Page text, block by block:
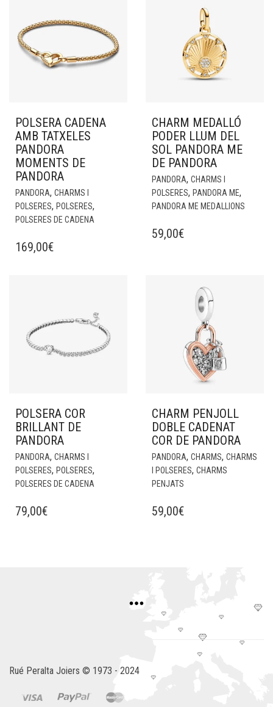
POLSERA CADENA
AMB TATXELES
PANDORA
MOMENTS DE
PANDORA
PANDORA, CHARMS I
POLSERES, POLSERES,
POLSERES DE CADENA
169,00€
CHARM MEDALLÓ
PODER LLUM DEL
SOL PANDORA ME
DE PANDORA
PANDORA, CHARMS I
POLSERES, PANDORA ME,
PANDORA ME MEDALLIONS
59,00€
POLSERA COR
BRILLANT DE
PANDORA
PANDORA, CHARMS I
POLSERES, POLSERES,
POLSERES DE CADENA
79,00€
CHARM PENJOLL
DOBLE CADENAT
COR DE PANDORA
PANDORA, CHARMS, CHARMS
I POLSERES, CHARMS
PENJATS
59,00€
Rué Peralta Joiers © 1973 - 2024